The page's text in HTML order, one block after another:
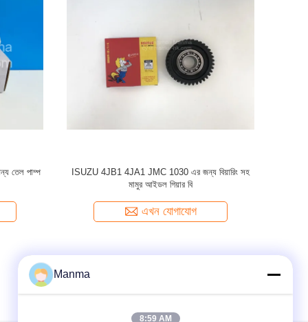
0 এর জন্য
ISUZU 4JB1 JMC 1030 ইঞ্জিন টাইমিং গিয়ার কভার 8-
94155360-0 1002401BB
এখন যোগাযোগ
Manma
8:59 AM